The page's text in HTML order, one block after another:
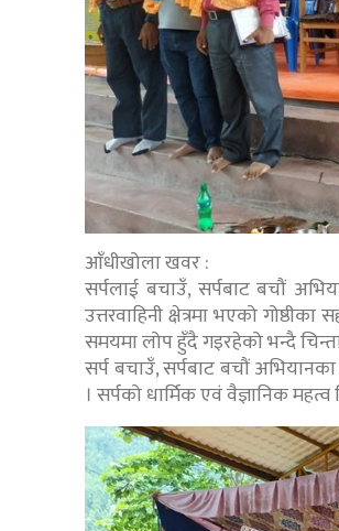
आँधीखोला खवर :
सर्पलाई बचाउँ, सर्पबाट बचौं
उत्तरवाहिनी क्षेत्रमा भएको
समयमा लोप हुँदै गइरहेको भन्दै
सर्प बचाउँ, सर्पबाट बचौं
। सर्पको धार्मिक एवं वैज्ञानिक